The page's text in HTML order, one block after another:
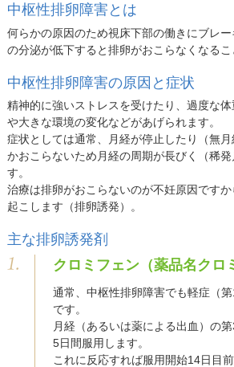
中枢性排卵障害とは
何らかの原因のため視床下部の働きにブレ
の分泌が低下すると排卵がおこらなくなるこ
中枢性排卵障害の原因と症状
精神的に強いストレスを受けたり、過度な体
や大きな環境の変化などがあげられます。
症状としては通常、月経が停止したり（無
かおこらないため月経の周期が長びく（稀
す。
治療は排卵がおこらないのが不妊原因です
起こします（排卵誘発）。
主な排卵誘発剤
クロミフェン（薬品名クロ
通常、中枢性排卵障害でも軽症（
です。
月経（あるいは薬による出血）の
5日間服用します。
これに反応すれば服用開始14日目